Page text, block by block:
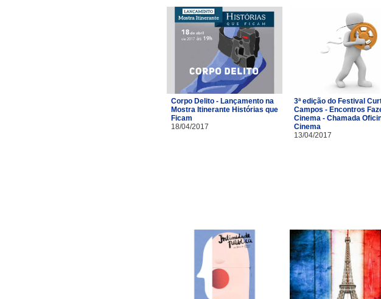
Corpo Delito - Lançamento na
Mostra Itinerante Histórias que
Ficam
18/04/2017
3ª edição do Festival
Campos - Encontros
Cinema - Chamada
Cinema
13/04/2017